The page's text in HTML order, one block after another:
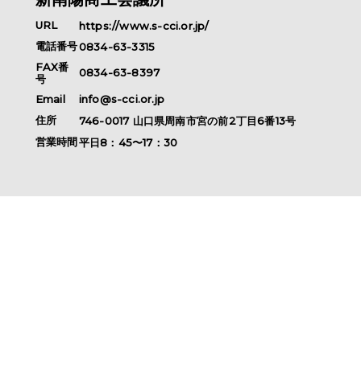
URL
https://www.s-cci.or.jp/
電話番号0834-63-3315
FAX番
号
0834-63-8397
Email
info@s-cci.or.jp
住所
746-0017山口県周南市宮の前2丁目6番13号
営業時間平日8：45〜17：30